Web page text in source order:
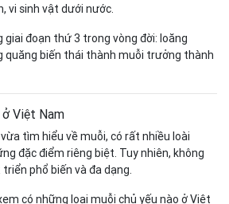
vi sinh vật dưới nước.
giai đoạn thứ 3 trong vòng đời: loăng
quăng biến thái thành muỗi trưởng thành
Việt Nam
tìm hiểu về muỗi, có rất nhiều loài
đặc điểm riêng biệt. Tuy nhiên, không
phổ biến và đa dạng.
có những loại muỗi chủ yếu nào ở Việt